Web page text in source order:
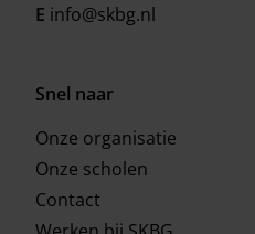
E info@skbg.nl
Snel naar
Onze organisatie
Onze scholen
Contact